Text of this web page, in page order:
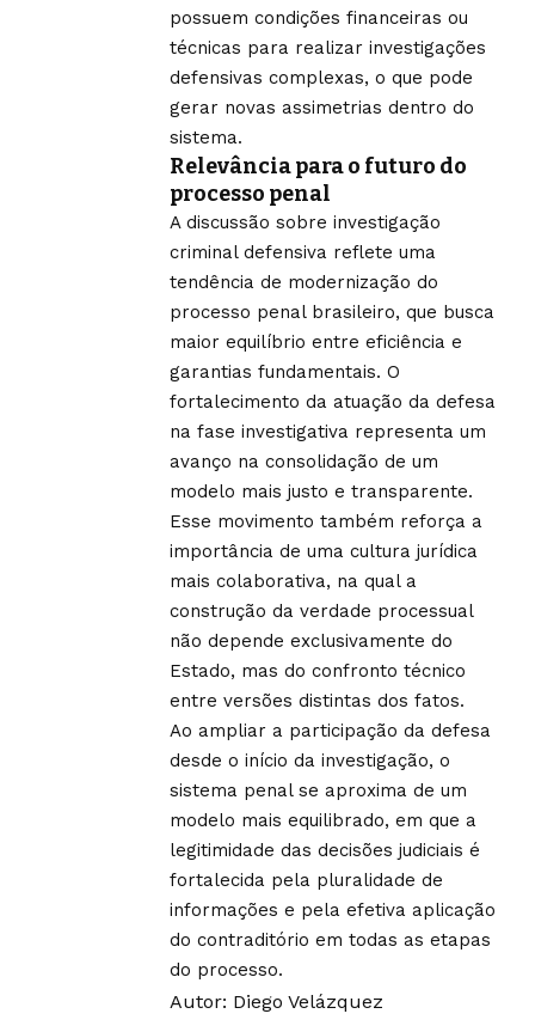
possuem condições financeiras ou
técnicas para realizar investigações
defensivas complexas, o que pode
gerar novas assimetrias dentro do
sistema.
Relevância para o futuro do
processo penal
A discussão sobre investigação
criminal defensiva reflete uma
tendência de modernização do
processo penal brasileiro, que busca
maior equilíbrio entre eficiência e
garantias fundamentais. O
fortalecimento da atuação da defesa
na fase investigativa representa um
avanço na consolidação de um
modelo mais justo e transparente.
Esse movimento também reforça a
importância de uma cultura jurídica
mais colaborativa, na qual a
construção da verdade processual
não depende exclusivamente do
Estado, mas do confronto técnico
entre versões distintas dos fatos.
Ao ampliar a participação da defesa
desde o início da investigação, o
sistema penal se aproxima de um
modelo mais equilibrado, em que a
legitimidade das decisões judiciais é
fortalecida pela pluralidade de
informações e pela efetiva aplicação
do contraditório em todas as etapas
do processo.
Autor: Diego Velázquez